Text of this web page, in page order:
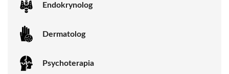
Endokrynolog
Dermatolog
Psychoterapia